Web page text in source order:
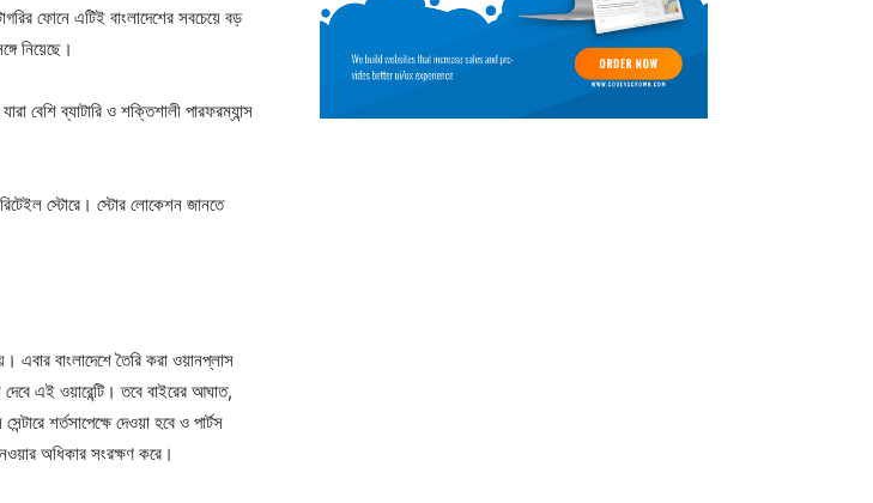
ফোনে এটিই বাংলাদেশের সবচেয়ে বড়
নিয়েছে।
বেশি ব্যাটারি ও শক্তিশালী পারফরম্যান্স
স্টোরে। স্টোর লোকেশন জানতে
বাংলাদেশে তৈরি করা ওয়ানপ্লাস
এই ওয়ারেন্টি। তবে বাইরের আঘাত,
শর্তসাপেক্ষে দেওয়া হবে ও পার্টস
অধিকার সংরক্ষণ করে।